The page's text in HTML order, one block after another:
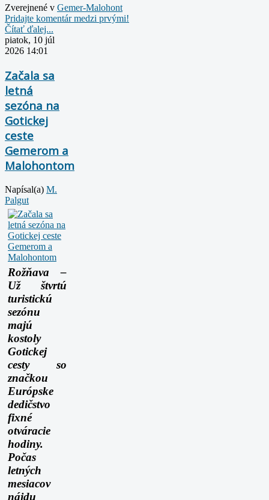
Zverejnené v Gemer-Malohont
Pridajte komentár medzi prvými!
Čítať ďalej...
piatok, 10 júl
2026 14:01
Začala sa
letná
sezóna na
Gotickej
ceste
Gemerom a
Malohontom
Napísal(a) M.
Palgut
Rožňava –
Už štvrtú
turistickú
sezónu
majú
kostoly
Gotickej
cesty so
značkou
Európske
dedičstvo
fixné
otváracie
hodiny.
Počas
letných
mesiacov
nájdu